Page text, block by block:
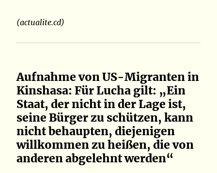
(actualite.cd)
Aufnahme von US-Migranten in
Kinshasa: Für Lucha gilt: „Ein
Staat, der nicht in der Lage ist,
seine Bürger zu schützen, kann
nicht behaupten, diejenigen
willkommen zu heißen, die von
anderen abgelehnt werden“